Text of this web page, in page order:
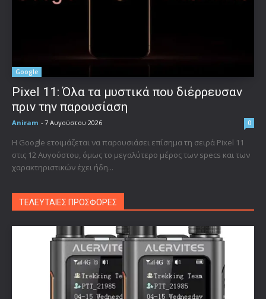
Google
Pixel 11: Όλα τα μυστικά που διέρρευσαν
πριν την παρουσίαση
Aniram - 7 Αυγούστου 2026 0
Η Google ετοιμάζεται να παρουσιάσει επίσημα τη σειρά Pixel 11
στις 12 Αυγούστου, όμως το μεγαλύτερο μέρος των specs και των
χαρακτηριστικών έχει ήδη...
ΤΕΛΕΥΤΑΙΕΣ ΠΡΟΣΦΟΡΕΣ